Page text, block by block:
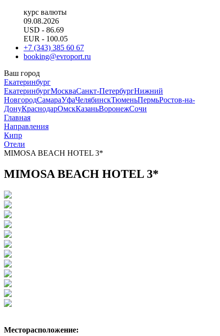
курс валюты
09.08.2026
USD - 86.69
EUR - 100.05
+7 (343) 385 60 67
booking@evroport.ru
Ваш город
Екатеринбург
ЕкатеринбургМоскваСанкт-ПетербургНижний
НовгородСамараУфаЧелябинскТюменьПермьРостов-на-
ДонуКраснодарОмскКазаньВоронежСочи
Главная
Направления
Кипр
Отели
MIMOSA BEACH HOTEL 3*
MIMOSA BEACH HOTEL 3*
Месторасположение: